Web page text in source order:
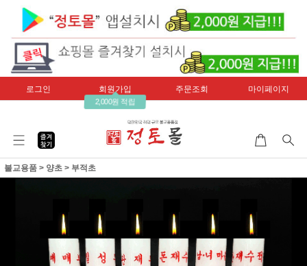
로그인 회원가입
2,000원 적립
주문조회 마이페이지
불교용품 > 양초 > 부적초